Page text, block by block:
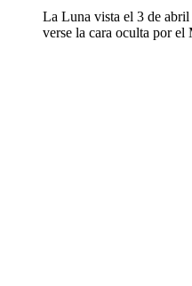
La Luna vista el 3 de abril
verse la cara oculta por